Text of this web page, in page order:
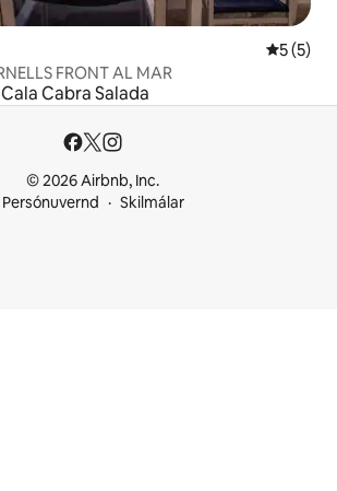
5 af 5 í
5 (5)
APARTMENT FORNELLS FRONT AL MAR
Cala Cabra Salada
© 2026 Airbnb, Inc.
Persónuvernd
Skilmálar